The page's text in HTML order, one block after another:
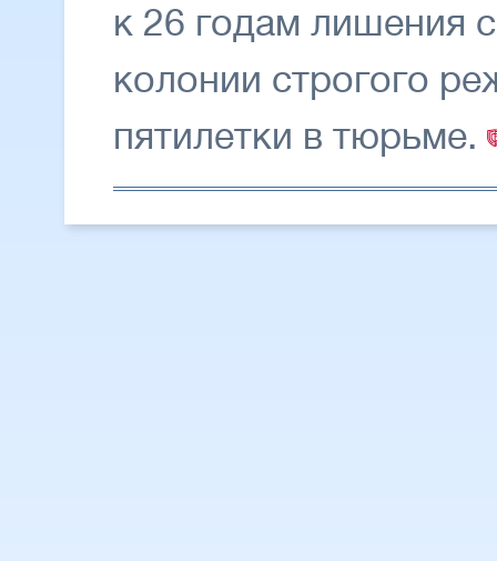
к 26 годам лишения
колонии строгого
пятилетки в тюрьме.